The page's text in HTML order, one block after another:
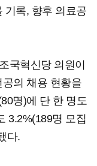
기록, 향후 의료공
국혁신당 의원이
의 채용 현황을
명)에 단 한 명도
3.2%(189명 모집
다.